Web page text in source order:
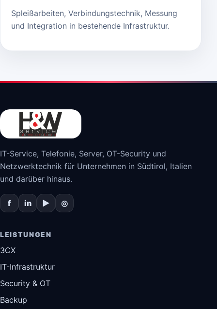
Spleißarbeiten, Verbindungstechnik, Messung
und Integration in bestehende Infrastruktur.
IT-Service, Telefonie, Server, OT-Security und
Netzwerktechnik für Unternehmen in Südtirol, Italien
und darüber hinaus.
f in ▶ ◎
LEISTUNGEN
3CX
IT-Infrastruktur
Security & OT
Backup